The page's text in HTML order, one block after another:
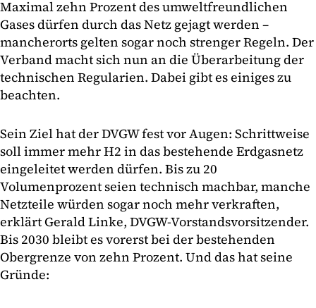
Maximal zehn Prozent des umweltfreundlichen
Gases dürfen durch das Netz gejagt werden –
mancherorts gelten sogar noch strenger Regeln. Der
Verband macht sich nun an die Überarbeitung der
technischen Regularien. Dabei gibt es einiges zu
beachten.
Sein Ziel hat der DVGW fest vor Augen: Schrittweise
soll immer mehr H2 in das bestehende Erdgasnetz
eingeleitet werden dürfen. Bis zu 20
Volumenprozent seien technisch machbar, manche
Netzteile würden sogar noch mehr verkraften,
erklärt Gerald Linke, DVGW-Vorstandsvorsitzender.
Bis 2030 bleibt es vorerst bei der bestehenden
Obergrenze von zehn Prozent. Und das hat seine
Gründe: